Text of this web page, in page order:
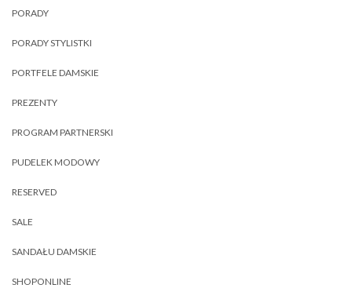
PORADY
PORADY STYLISTKI
PORTFELE DAMSKIE
PREZENTY
PROGRAM PARTNERSKI
PUDELEK MODOWY
RESERVED
SALE
SANDAŁU DAMSKIE
SHOPONLINE